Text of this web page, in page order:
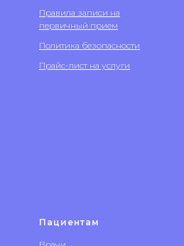
Правила записи на
первичный прием
Политика безопасности
Прайс-лист на услуги
Пациентам